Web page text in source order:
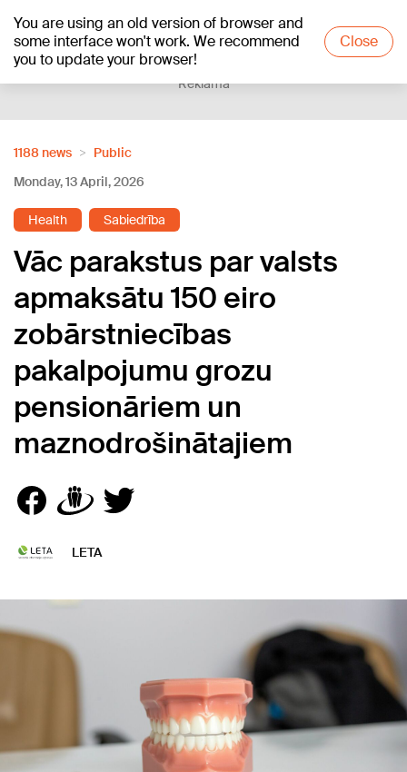
You are using an old version of browser and
some interface won't work. We recommend
you to update your browser!
Close
+20°C
Reklāma
1188 news
Public
Monday, 13 April, 2026
Health Sabiedrība
Vāc parakstus par valsts
apmaksātu 150 eiro
zobārstniecības
pakalpojumu grozu
pensionāriem un
maznodrošinātajiem
LETA